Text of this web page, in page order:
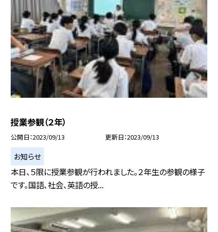
授業参観（２年）
公開日 2023/09/13 更新日 2023/09/13
お知らせ
本日、５限に授業参観が行われました。２年生の参観の様子
です。国語、社会、英語の授...